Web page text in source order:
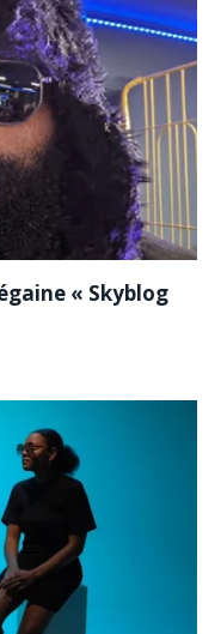
« Skyblog